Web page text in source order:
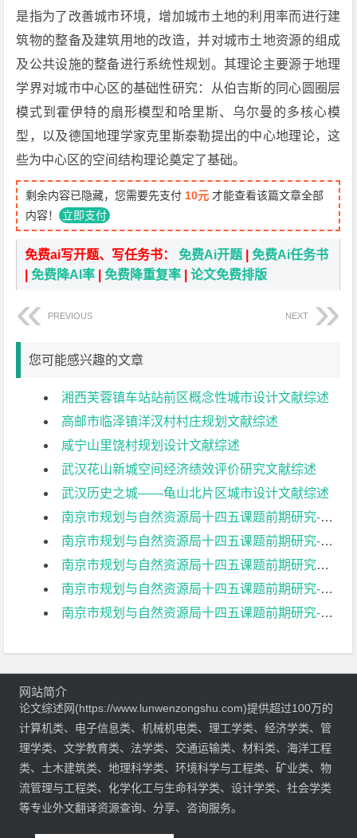
是指为了改善城市环境，增加城市土地的利用率而进行建
筑物的整备及建筑用地的改造，并对城市土地资源的组成
及公共设施的整备进行系统性规划。其理论主要源于地理
学界对城市中心区的基础性研究：从伯吉斯的同心圆圈层
模式到霍伊特的扇形模型和哈里斯、乌尔曼的多核心模
型，以及德国地理学家克里斯泰勒提出的中心地理论，这
些为中心区的空间结构理论奠定了基础。
剩余内容已隐藏，您需要先支付 10元 才能查看该篇文章全部
内容！ 立即支付
免费ai写开题、写任务书：免费Ai开题 |免费Ai任务书
|免费降AI率 |免费降重复率 |论文免费排版
PREVIOUS NEXT
您可能感兴趣的文章
湘西芙蓉镇车站站前区概念性城市设计文献综述
高邮市临泽镇洋汊村村庄规划文献综述
咸宁山里饶村规划设计文献综述
武汉花山新城空间经济绩效评价研究文献综述
武汉历史之城——龟山北片区城市设计文献综述
南京市规划与自然资源局十四五课题前期研究-2文献综述
南京市规划与自然资源局十四五课题前期研究-1文献综述
南京市规划与自然资源局十四五课题前期研究文献综述
南京市规划与自然资源局十四五课题前期研究-国土空间规划的实施保障机制研究文献综述
南京市规划与自然资源局十四五课题前期研究-城市空间特色发展研究文献综述
网站简介
论文综述网(https://www.lunwenzongshu.com)提供超过100万的
计算机类、电子信息类、机械机电类、理工学类、经济学类、管
理学类、文学教育类、法学类、交通运输类、材料类、海洋工程
类、土木建筑类、地理科学类、环境科学与工程类、矿业类、物
流管理与工程类、化学化工与生命科学类、设计学类、社会学类
等专业外文翻译资源查询、分享、咨询服务。